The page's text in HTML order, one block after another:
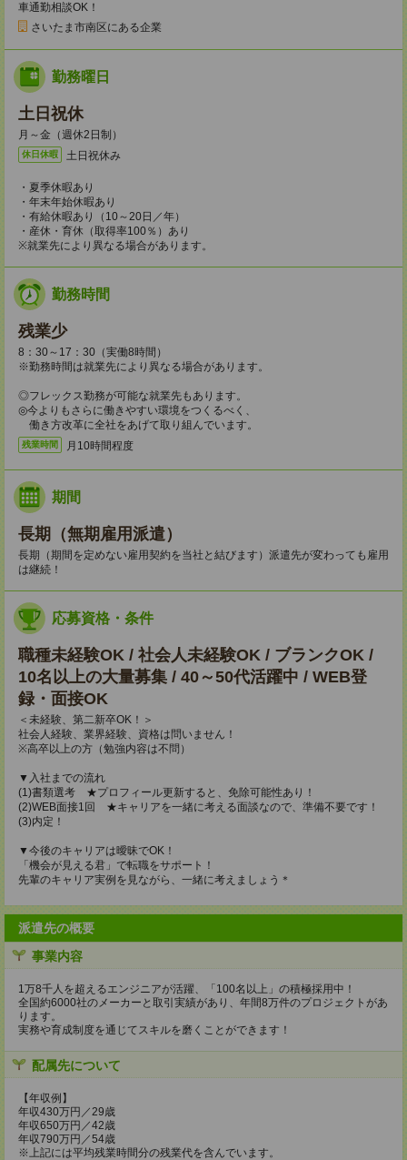
車通勤相談OK！
さいたま市南区にある企業
勤務曜日
土日祝休
月～金（週休2日制）
休日休暇 土日祝休み
・夏季休暇あり
・年末年始休暇あり
・有給休暇あり（10～20日／年）
・産休・育休（取得率100％）あり
※就業先により異なる場合があります。
勤務時間
残業少
8：30～17：30（実働8時間）
※勤務時間は就業先により異なる場合があります。
◎フレックス勤務が可能な就業先もあります。
◎今よりもさらに働きやすい環境をつくるべく、
働き方改革に全社をあげて取り組んでいます。
残業時間 月10時間程度
期間
長期（無期雇用派遣）
長期（期間を定めない雇用契約を当社と結びます）派遣先が変わっても雇用
は継続！
応募資格・条件
職種未経験OK / 社会人未経験OK / ブランクOK /
10名以上の大量募集 / 40～50代活躍中 / WEB登
録・面接OK
＜未経験、第二新卒OK！＞
社会人経験、業界経験、資格は問いません！
※高卒以上の方（勉強内容は不問）
▼入社までの流れ
(1)書類選考 ★プロフィール更新すると、免除可能性あり！
(2)WEB面接1回 ★キャリアを一緒に考える面談なので、準備不要です！
(3)内定！
▼今後のキャリアは曖昧でOK！
「機会が見える君」で転職をサポート！
先輩のキャリア実例を見ながら、一緒に考えましょう＊
派遣先の概要
事業内容
1万8千人を超えるエンジニアが活躍、「100名以上」の積極採用中！
全国約6000社のメーカーと取引実績があり、年間8万件のプロジェクトがあ
ります。
実務や育成制度を通じてスキルを磨くことができます！
配属先について
【年収例】
年収430万円／29歳
年収650万円／42歳
年収790万円／54歳
※上記には平均残業時間分の残業代を含んでいます。